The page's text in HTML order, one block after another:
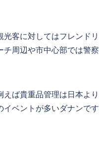
客に対してはフレン
周辺や市中心部では警
ば貴重品管理は日本よ
ベントが多いダナン